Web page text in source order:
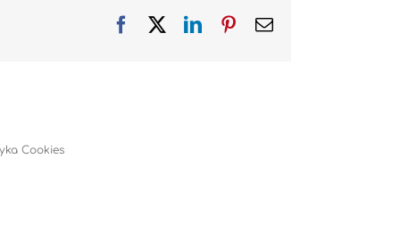
FacebookLinkedInPinterest
Email
Cookies